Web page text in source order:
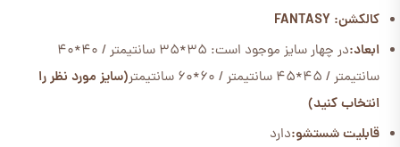
کالکشن: FANTASY
ابعاد:
در چهار سایز موجود است: 35*35 سانتیمتر / 40*40
سانتیمتر / 45*45 سانتیمتر / 60*60 سانتیمتر
(سایز مورد نظر را
انتخاب کنید)
قابلیت شستشو:دارد